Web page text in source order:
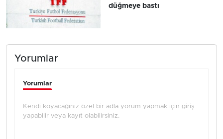
düğmeye bastı
Yorumlar
Yorumlar
Kendi koyacağınız özel bir adla yorum yapmak için giriş
yapabilir veya kayıt olabilirsiniz.